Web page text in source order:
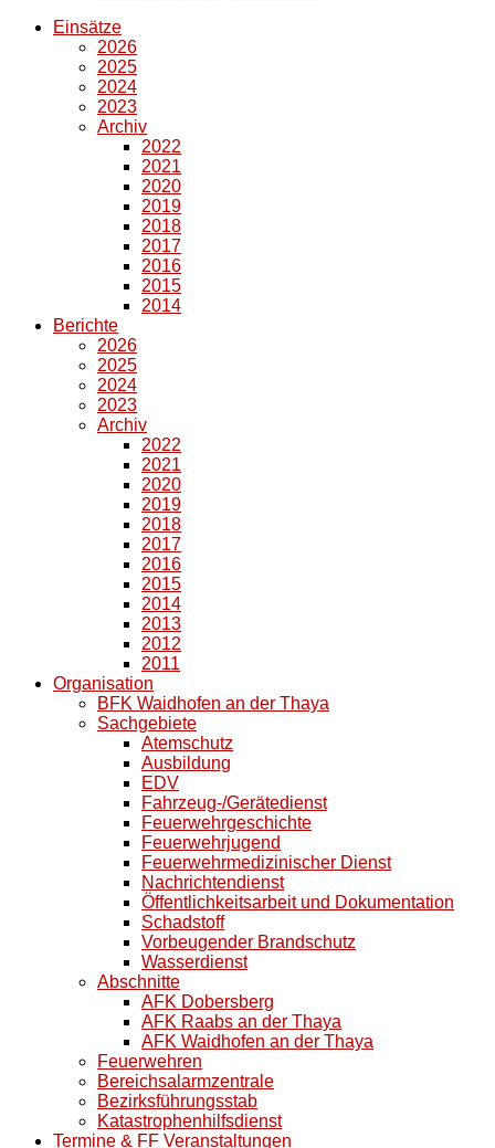
Einsätze
2026
2025
2024
2023
Archiv
2022
2021
2020
2019
2018
2017
2016
2015
2014
Berichte
2026
2025
2024
2023
Archiv
2022
2021
2020
2019
2018
2017
2016
2015
2014
2013
2012
2011
Organisation
BFK Waidhofen an der Thaya
Sachgebiete
Atemschutz
Ausbildung
EDV
Fahrzeug-/Gerätedienst
Feuerwehrgeschichte
Feuerwehrjugend
Feuerwehrmedizinischer Dienst
Nachrichtendienst
Öffentlichkeitsarbeit und Dokumentation
Schadstoff
Vorbeugender Brandschutz
Wasserdienst
Abschnitte
AFK Dobersberg
AFK Raabs an der Thaya
AFK Waidhofen an der Thaya
Feuerwehren
Bereichsalarmzentrale
Bezirksführungsstab
Katastrophenhilfsdienst
Termine & FF Veranstaltungen